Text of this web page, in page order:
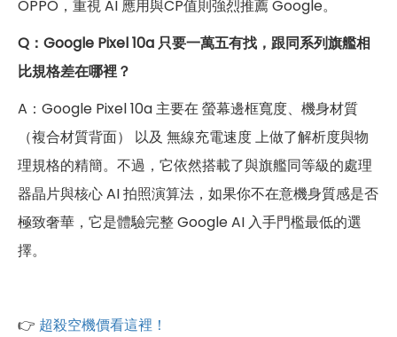
OPPO，重視 AI 應用與CP值則強烈推薦 Google。
Q ： Google Pixel 10a 只要一萬五有找，跟同系列旗艦相
比規格差在哪裡？
A：Google Pixel 10a 主要在 螢幕邊框寬度、機身材質
（複合材質背面） 以及 無線充電速度 上做了解析度與物
理規格的精簡。不過，它依然搭載了與旗艦同等級的處理
器晶片與核心 AI 拍照演算法，如果你不在意機身質感是否
極致奢華，它是體驗完整 Google AI 入手門檻最低的選
擇。
👉 超殺空機價看這裡！